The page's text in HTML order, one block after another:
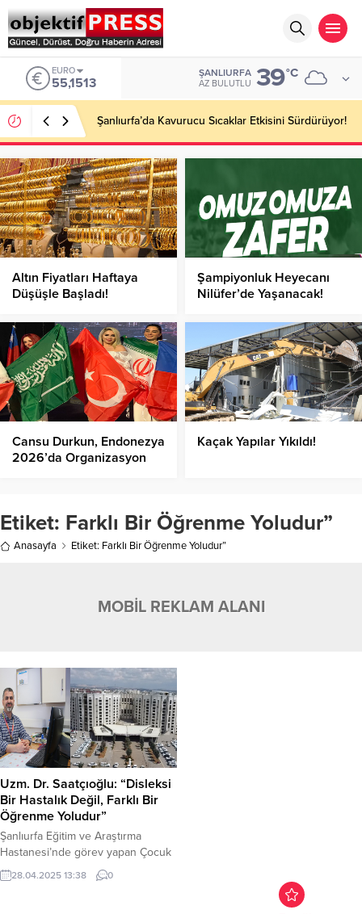
EURO
55,1513
ŞANLIURFA
AZ BULUTLU 39°C
Şanlıurfa’da Kavurucu Sıcaklar Etkisini Sürdürüyor!
Altın Fiyatları Haftaya
Düşüşle Başladı!
Şampiyonluk Heyecanı
Nilüfer’de Yaşanacak!
Cansu Durkun, Endonezya
2026’da Organizasyon
Kaçak Yapılar Yıkıldı!
Etiket: Farklı Bir Öğrenme Yoludur”
Anasayfa Etiket: Farklı Bir Öğrenme Yoludur”
MOBİL REKLAM ALANI
Uzm. Dr. Saatçıoğlu: “Disleksi
Bir Hastalık Değil, Farklı Bir
Öğrenme Yoludur”
Şanlıurfa Eğitim ve Araştırma
Hastanesi’nde görev yapan Çocuk
Psikiyatristi Uzm. Dr. Ozan
Saatçıoğlu,disleksi hakkında önemli
28.04.2025 13:38 0